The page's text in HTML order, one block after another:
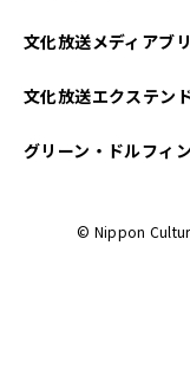
文化放送メディアブ
文化放送エクステン
グリーン・ドルフィン
© Nippon